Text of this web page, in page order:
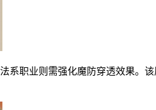
系职业则需强化魔防穿透效果。